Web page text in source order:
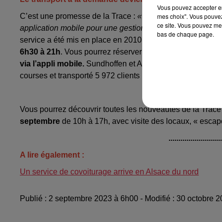
C’est une promesse de la Trace : « Un service de
application mobile pour une gestion plus simple des
service a été mis en place en 2010 et qu’il méritait
6h30 à 21h. Vous pourrez réserver votre déplacement
via l’appli mobile. Sundhoffen et Andolsheim intègrent
courses et transporté 5 972 clients (+11,8% par rapport à
Vous pourrez découvrir toutes les nouveautés de la
septembre de 10h à 17h, avec visite des locaux, «
A lire également :
Un service de covoiturage arrive en Alsace du nord
Publié : 2 septembre 2023 à 6h00 - Modifié : 30 octobre
Vous pouvez accepter
mes choix". Vous
ce site. Vous pouvez
bas de chaque page.